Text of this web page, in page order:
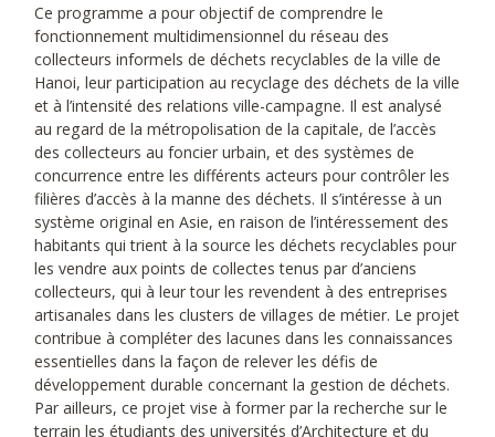
Ce programme a pour objectif de comprendre le
fonctionnement multidimensionnel du réseau des
collecteurs informels de déchets recyclables de la ville de
Hanoi, leur participation au recyclage des déchets de la ville
et à l’intensité des relations ville-campagne. Il est analysé
au regard de la métropolisation de la capitale, de l’accès
des collecteurs au foncier urbain, et des systèmes de
concurrence entre les différents acteurs pour contrôler les
filières d’accès à la manne des déchets. Il s’intéresse à un
système original en Asie, en raison de l’intéressement des
habitants qui trient à la source les déchets recyclables pour
les vendre aux points de collectes tenus par d’anciens
collecteurs, qui à leur tour les revendent à des entreprises
artisanales dans les clusters de villages de métier. Le projet
contribue à compléter des lacunes dans les connaissances
essentielles dans la façon de relever les défis de
développement durable concernant la gestion de déchets.
Par ailleurs, ce projet vise à former par la recherche sur le
terrain les étudiants des universités d’Architecture et du